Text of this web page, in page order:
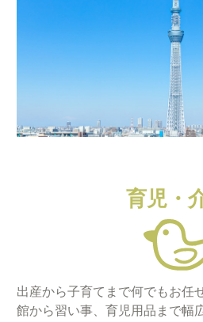
育児・
出産から子育てまで何でもお任
館から習い事、育児用品まで幅